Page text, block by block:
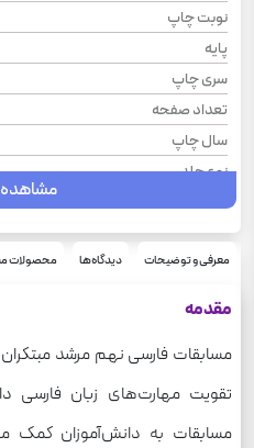
نوبت چاپ
پایه
سری چاپ
تعداد صفحه
سال چاپ
نوع جلد
قطع
درس
مشاهده
معرفی و توضیحات دیدگاه‌ها محصولات
مقدمه
مسابقات فارسی نهم مرشد مبتکران
تقویت مهارت‌های زبان فارسی
مسابقات به دانش‌آموزان کمک